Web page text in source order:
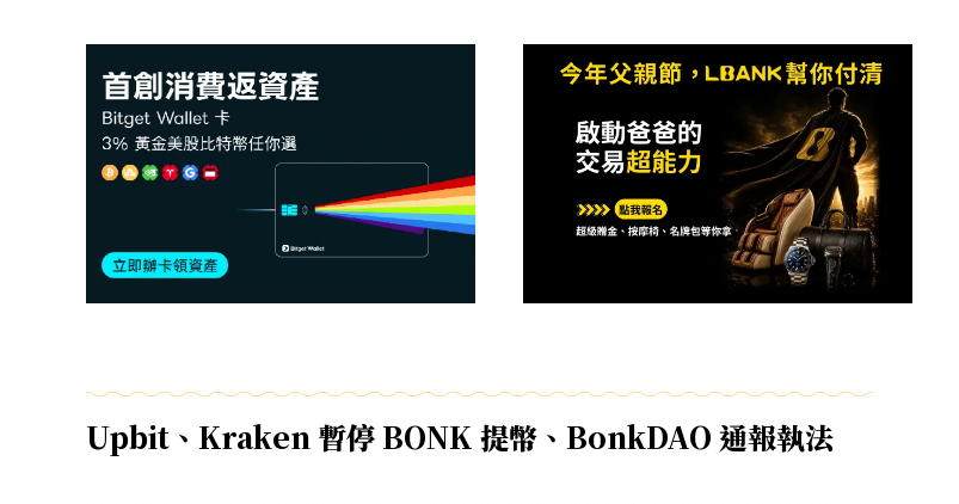
Upbit、Kraken 暫停 BONK 提幣、BonkDAO 通報執法